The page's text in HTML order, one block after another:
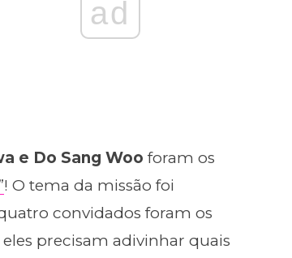
ad
e Do Sang Woo foram os
! O tema da missão foi
convidados foram os
precisam adivinhar quais